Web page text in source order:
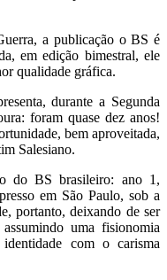
a publicação o BS é
em edição bimestral, ele
qualidade gráfica.
durante a Segunda
foram quase dez anos!
bem aproveitada,
Salesiano.
do BS brasileiro: ano 1,
em São Paulo, sob a
portanto, deixando de ser
uma fisionomia
com o carisma